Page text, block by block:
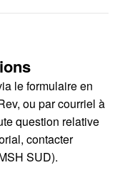
le formulaire en
ou par courriel à
question relative
contacter
SUD).